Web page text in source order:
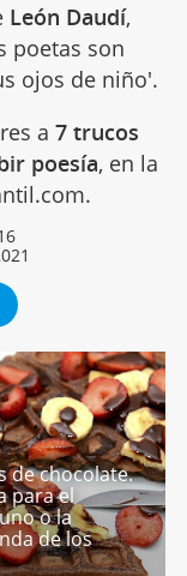
León Daudí,
poetas son
ojos de niño'.
a 7 trucos
poesía, en la
de chocolate.
para el
o la
de los